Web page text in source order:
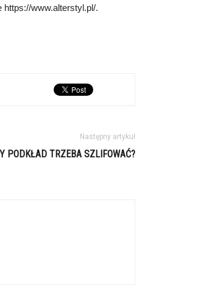
https://www.alterstyl.pl/.
Następny artykuł
PODKŁAD TRZEBA SZLIFOWAĆ?